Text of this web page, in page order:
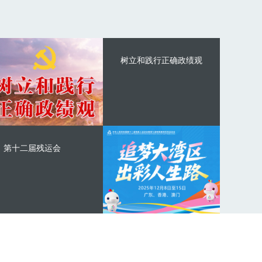
树立和践行正确政绩观
第十二届残运会